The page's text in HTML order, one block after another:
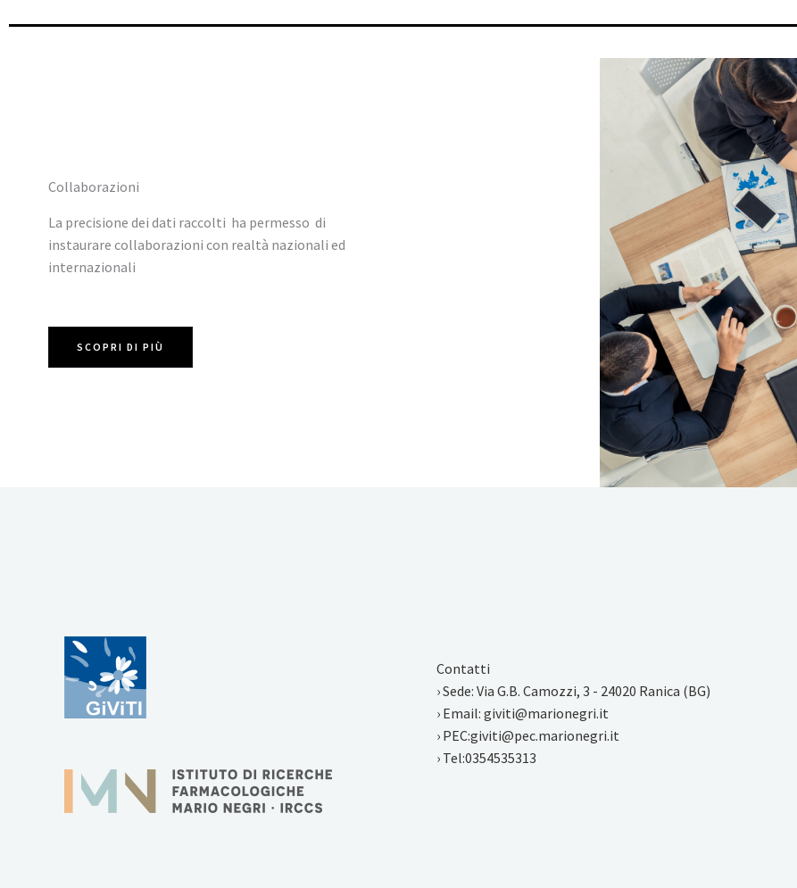
Collaborazioni
La precisione dei dati raccolti ha permesso di
instaurare collaborazioni con realtà nazionali ed
internazionali
SCOPRI DI PIÙ
Contatti
› Sede: Via G.B. Camozzi, 3 - 24020 Ranica (BG)
› Email: giviti@marionegri.it
› PEC:giviti@pec.marionegri.it
› Tel:0354535313